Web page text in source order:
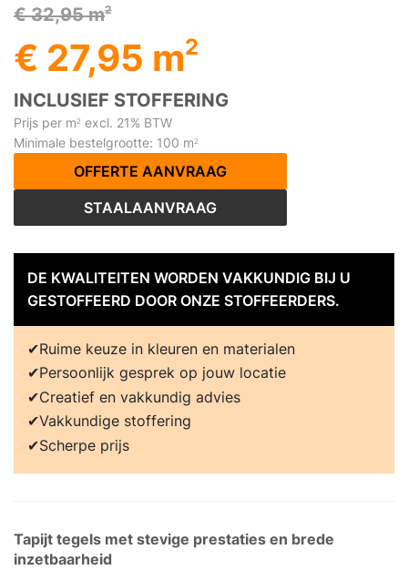
€ 32,95 m2
€ 27,95 m2
INCLUSIEF STOFFERING
Prijs per m2 excl. 21% BTW
Minimale bestelgrootte: 100 m2
OFFERTE AANVRAAG
STAALAANVRAAG
DE KWALITEITEN WORDEN VAKKUNDIG BIJ U
GESTOFFEERD DOOR ONZE STOFFEERDERS.
Ruime keuze in kleuren en materialen
Persoonlijk gesprek op jouw locatie
Creatief en vakkundig advies
Vakkundige stoffering
Scherpe prijs
Tapijt tegels met stevige prestaties en brede
inzetbaarheid